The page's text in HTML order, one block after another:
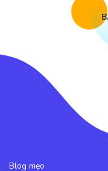
Blog mẹo